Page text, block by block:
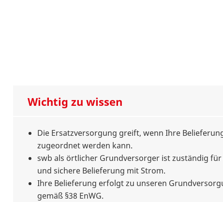
Wichtig zu wissen
Die Ersatzversorgung greift, wenn Ihre
zugeordnet werden kann.
swb als örtlicher Grundversorger ist zuständig
und sichere Belieferung mit Strom.
Ihre Belieferung erfolgt zu unseren
gemäß §38 EnWG.